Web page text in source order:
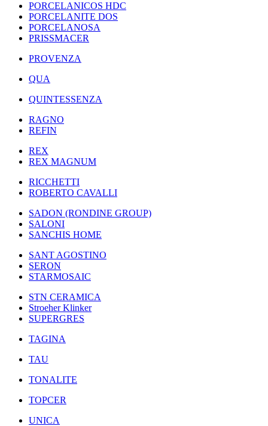
PORCELANICOS HDC
PORCELANITE DOS
PORCELANOSA
PRISSMACER
PROVENZA
QUA
QUINTESSENZA
RAGNO
REFIN
REX
REX MAGNUM
RICCHETTI
ROBERTO CAVALLI
SADON (RONDINE GROUP)
SALONI
SANCHIS HOME
SANT AGOSTINO
SERON
STARMOSAIC
STN CERAMICA
Stroeher Klinker
SUPERGRES
TAGINA
TAU
TONALITE
TOPCER
UNICA